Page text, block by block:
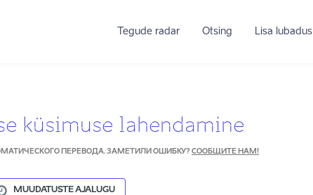
Tegude radar Otsing Lisa lubadus
küsimuse lahendamine
ПЕРЕВОДА. ЗАМЕТИЛИ ОШИБКУ? СООБЩИТЕ НАМ!
MUUDATUSTE AJALUGU